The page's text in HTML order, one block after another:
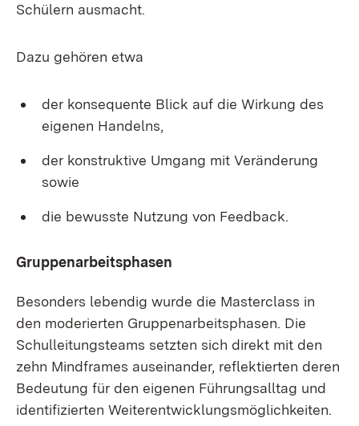
Schülern ausmacht.
Dazu gehören etwa
der konsequente Blick auf die Wirkung des
eigenen Handelns,
der konstruktive Umgang mit Veränderung
sowie
die bewusste Nutzung von Feedback.
Gruppenarbeitsphasen
Besonders lebendig wurde die Masterclass in
den moderierten Gruppenarbeitsphasen. Die
Schulleitungsteams setzten sich direkt mit den
zehn Mindframes auseinander, reflektierten deren
Bedeutung für den eigenen Führungsalltag und
identifizierten Weiterentwicklungsmöglichkeiten.